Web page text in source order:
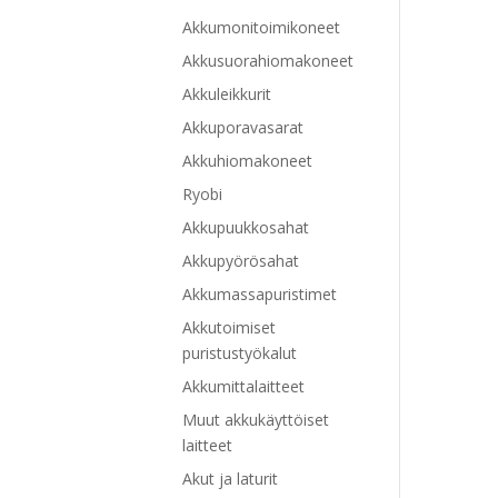
Akkumonitoimikoneet
Akkusuorahiomakoneet
Akkuleikkurit
Akkuporavasarat
Akkuhiomakoneet
Ryobi
Akkupuukkosahat
Akkupyörösahat
Akkumassapuristimet
Akkutoimiset
puristustyökalut
Akkumittalaitteet
Muut akkukäyttöiset
laitteet
Akut ja laturit